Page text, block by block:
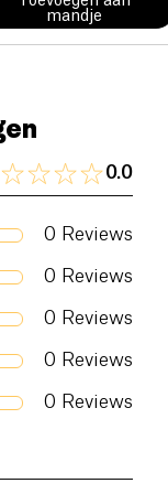
mandje
0.0
0 Reviews
0 Reviews
0 Reviews
0 Reviews
0 Reviews